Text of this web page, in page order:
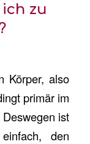
zu
Körper, also
primär im
ist
den